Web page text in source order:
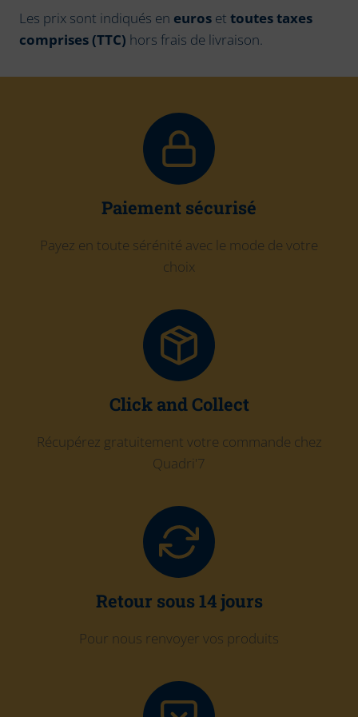
Les prix sont indiqués en euros et toutes taxes
comprises (TTC) hors frais de livraison.
Paiement sécurisé
Payez en toute sérénité avec le mode de votre
choix
Click and Collect
Récupérez gratuitement votre commande chez
Quadri'7
Retour sous 14 jours
Pour nous renvoyer vos produits